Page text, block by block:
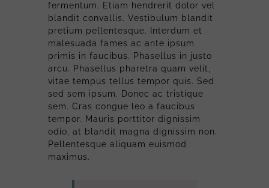
fermentum. Etiam hendrerit dolor vel
blandit convallis. Vestibulum blandit
pretium pellentesque. Interdum et
malesuada fames ac ante ipsum
primis in faucibus. Phasellus in justo
arcu. Phasellus pharetra quam velit,
vitae tempus tellus tempor quis. Sed
sed sem ipsum. Donec ac tristique
sem. Cras congue leo a faucibus
tempor. Mauris porttitor dignissim
odio, at blandit magna dignissim non.
Pellentesque aliquam euismod
maximus.